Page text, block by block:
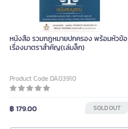
หนังสือ รวมกฎหมายปกครอง พร้อมหัวข้อ
เรื่องมาตราสำคัญ(เล่มล็ก)
Product Code DA03910
฿ 179.00 SOLD OUT